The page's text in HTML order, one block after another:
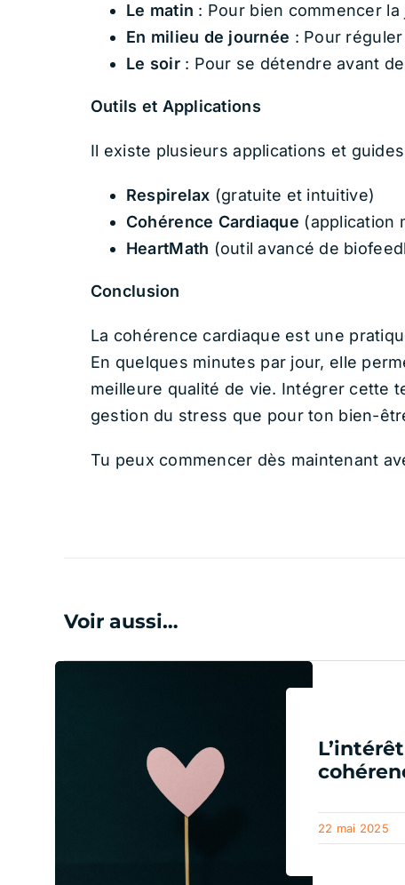
Le matin : Pour bien commencer
En milieu de journée : Pour
Le soir : Pour se détendre avant
Outils et Applications
Il existe plusieurs applications et
Respirelax (gratuite et intuitive)
Cohérence Cardiaque (application
HeartMath (outil avancé de
Conclusion
La cohérence cardiaque est une
En quelques minutes par jour, elle
meilleure qualité de vie. Intégrer cette
gestion du stress que pour ton bien-
Tu peux commencer dès maintenant
Voir aussi…
22 mai 2025